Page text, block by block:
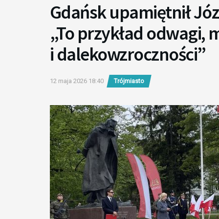
Gdańsk upamiętnił
„To przykład odwagi,
i dalekowzroczności”
12 maja 2026 18:40 Trójmiasto